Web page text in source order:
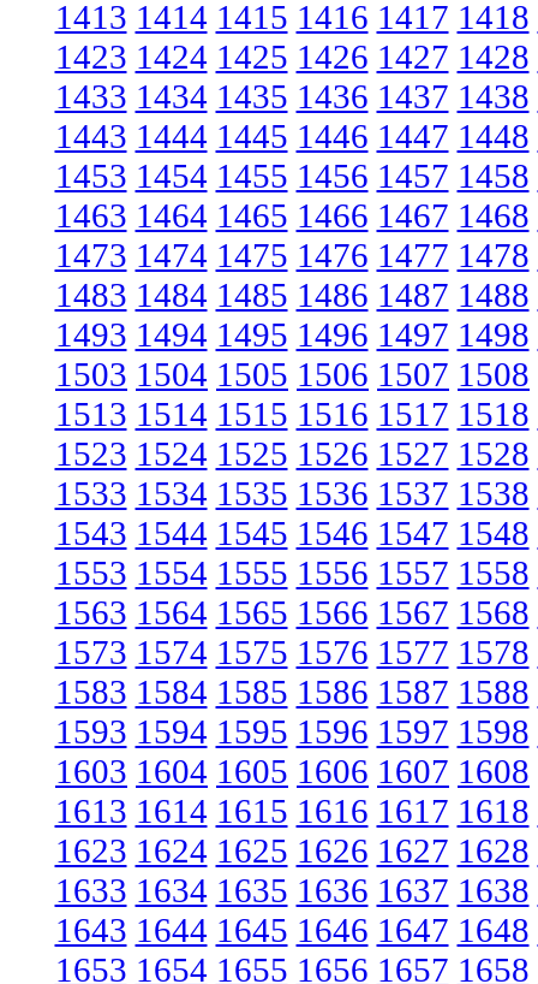
1413 1414 1415 1416 1417 1418
1423 1424 1425 1426 1427 1428
1433 1434 1435 1436 1437 1438
1443 1444 1445 1446 1447 1448
1453 1454 1455 1456 1457 1458
1463 1464 1465 1466 1467 1468
1473 1474 1475 1476 1477 1478
1483 1484 1485 1486 1487 1488
1493 1494 1495 1496 1497 1498
1503 1504 1505 1506 1507 1508
1513 1514 1515 1516 1517 1518
1523 1524 1525 1526 1527 1528
1533 1534 1535 1536 1537 1538
1543 1544 1545 1546 1547 1548
1553 1554 1555 1556 1557 1558
1563 1564 1565 1566 1567 1568
1573 1574 1575 1576 1577 1578
1583 1584 1585 1586 1587 1588
1593 1594 1595 1596 1597 1598
1603 1604 1605 1606 1607 1608
1613 1614 1615 1616 1617 1618
1623 1624 1625 1626 1627 1628
1633 1634 1635 1636 1637 1638
1643 1644 1645 1646 1647 1648
1653 1654 1655 1656 1657 1658